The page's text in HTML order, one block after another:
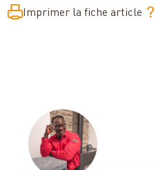
Imprimer la fiche article